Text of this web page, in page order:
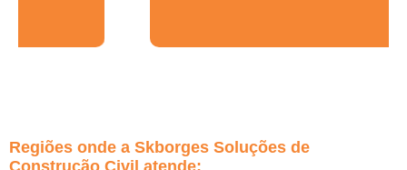
Regiões onde a Skborges Soluções de
Construção Civil atende: